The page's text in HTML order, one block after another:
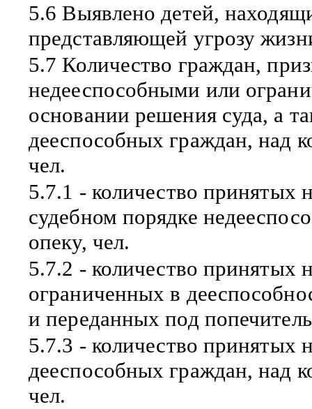
5.6 Выявлено детей,
представляющей угрозу
5.7 Количество граждан,
недееспособными или
основании решения суда, а
дееспособных граждан, над
чел.
5.7.1 - количество принятых
судебном порядке
опеку, чел.
5.7.2 - количество принятых
ограниченных в
и переданных под
5.7.3 - количество принятых
дееспособных граждан, над
чел.